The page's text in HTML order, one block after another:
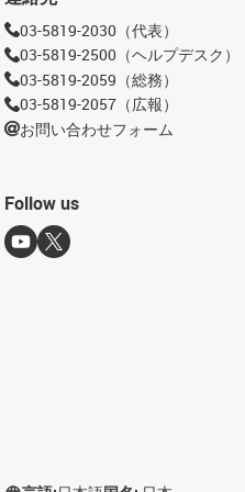
03-5819-2030（代表）
03-5819-2500（ヘルプデスク）
03-5819-2059（総務）
03-5819-2057（広報）
お問い合わせフォーム
Follow us